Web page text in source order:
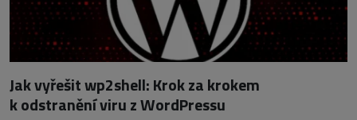
Jak vyřešit wp2shell: Krok za krokem
k odstranění viru z WordPressu